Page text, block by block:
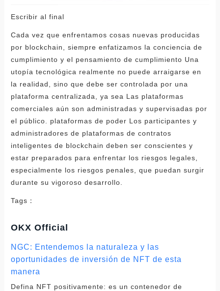
Escribir al final
Cada vez que enfrentamos cosas nuevas producidas
por blockchain, siempre enfatizamos la conciencia de
cumplimiento y el pensamiento de cumplimiento Una
utopía tecnológica realmente no puede arraigarse en
la realidad, sino que debe ser controlada por una
plataforma centralizada, ya sea Las plataformas
comerciales aún son administradas y supervisadas por
el público. plataformas de poder Los participantes y
administradores de plataformas de contratos
inteligentes de blockchain deben ser conscientes y
estar preparados para enfrentar los riesgos legales,
especialmente los riesgos penales, que puedan surgir
durante su vigoroso desarrollo.
Tags：
OKX Official
NGC: Entendemos la naturaleza y las
oportunidades de inversión de NFT de esta
manera
Defina NFT positivamente: es un contenedor de